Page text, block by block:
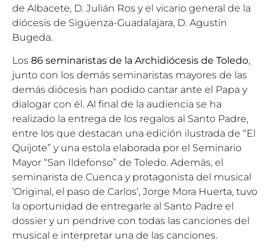
de Albacete, D. Julián Ros y el vicario general de la
diócesis de Sigüenza-Guadalajara, D. Agustín
Bugeda.
Los 86 seminaristas de la Archidiócesis de Toledo,
junto con los demás seminaristas mayores de las
demás diócesis han podido cantar ante el Papa y
dialogar con él. Al final de la audiencia se ha
realizado la entrega de los regalos al Santo Padre,
entre los que destacan una edición ilustrada de “El
Quijote” y una estola elaborada por el Seminario
Mayor “San Ildefonso” de Toledo. Además, el
seminarista de Cuenca y protagonista del musical
‘Original, el paso de Carlos’, Jorge Mora Huerta, tuvo
la oportunidad de entregarle al Santo Padre el
dossier y un pendrive con todas las canciones del
musical e interpretar una de las canciones.